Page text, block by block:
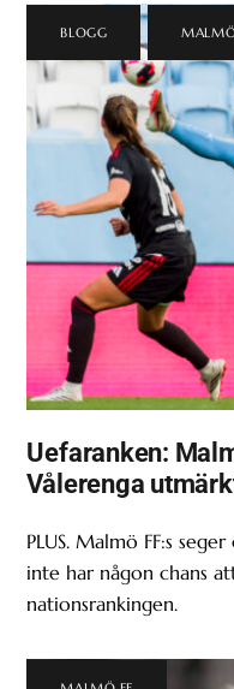
BLOGG
Uefaranken:
Vålerenga
PLUS. Malmö FF:s
inte har någon chans
nationsrankingen.